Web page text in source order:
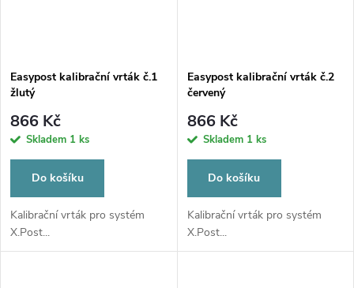
p
r
o
d
u
s
p
r
o
d
u
Easypost kalibrační vrták č.1
žlutý
866 Kč
Skladem 1 ks
Do košíku
Kalibrační vrták pro systém
X.Post...
Easypost kalibrační vrták č.2
červený
866 Kč
Skladem 1 ks
Do košíku
Kalibrační vrták pro systém
X.Post...